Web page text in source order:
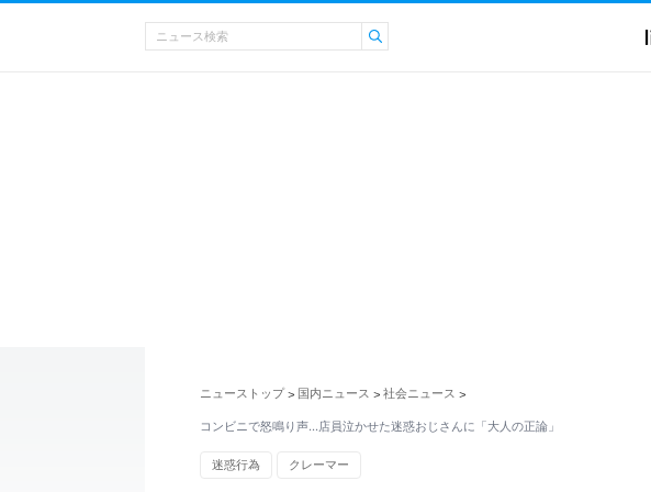
ニューストップ > 国内ニュース > 社会ニュース >
コンビニで怒鳴り声…店員泣かせた迷惑おじさんに「大人の正論」
迷惑行為 クレーマー